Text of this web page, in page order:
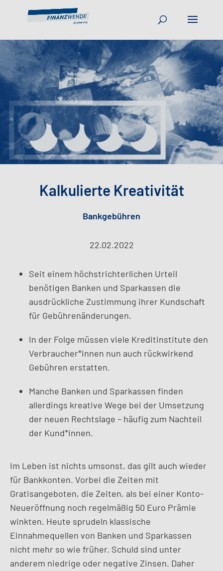
Kalkulierte Kreativität
Bankgebühren
22.02.2022
Seit einem höchstrichterlichen Urteil
benötigen Banken und Sparkassen die
ausdrückliche Zustimmung ihrer Kundschaft
für Gebührenänderungen.
In der Folge müssen viele Kreditinstitute den
Verbraucher*innen nun auch rückwirkend
Gebühren erstatten.
Manche Banken und Sparkassen finden
allerdings kreative Wege bei der Umsetzung
der neuen Rechtslage – häufig zum Nachteil
der Kund*innen.
Im Leben ist nichts umsonst, das gilt auch wieder
für Bankkonten. Vorbei die Zeiten mit
Gratisangeboten, die Zeiten, als bei einer Konto-
Neueröffnung noch regelmäßig 50 Euro Prämie
winkten. Heute sprudeln klassische
Einnahmequellen von Banken und Sparkassen
nicht mehr so wie früher. Schuld sind unter
anderem niedrige oder negative Zinsen. Daher